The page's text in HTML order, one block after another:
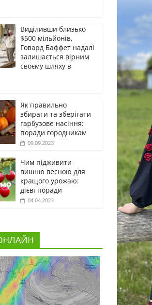
Виділивши близько
$500 мільйонів,
Говард Баффет надалі
залишається вірним
своєму шляху в
Як правильно
збирати та зберігати
гарбузове насіння:
поради городникам
09.09.2023
Чим підживити
вишню весною для
кращого урожаю:
дієві поради
04.04.2023